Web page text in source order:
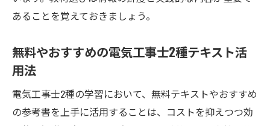
強法
合格率を上げる千葉県の電気工事士学習サ
話題の参考書やアプリで学ぶ電気工事士試験対
電気工事士2種アプリの活用で試験対策を強
化
あることを覚えておきましょう。
無料やおすすめの電気工事士2種テキスト活
用法
電気工事士2種の学習において、無料テキストやおすすめ
の参考書を上手に活用することは、コストを抑えつつ効